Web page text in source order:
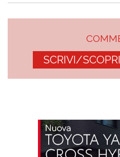
SCRIVI/